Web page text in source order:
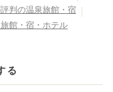
判の温泉旅館・宿
館・宿・ホテル
る